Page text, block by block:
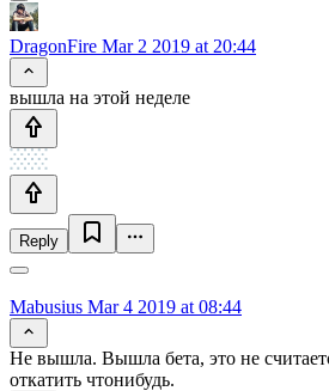
DragonFire Mar 2 2019 at 20:44
вышла на этой неделе
Reply
Mabusius Mar 4 2019 at 08:44
Не вышла. Вышла бета, это не
откатить чтонибудь.